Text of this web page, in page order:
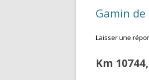
Gamin de
Laisser une
Km